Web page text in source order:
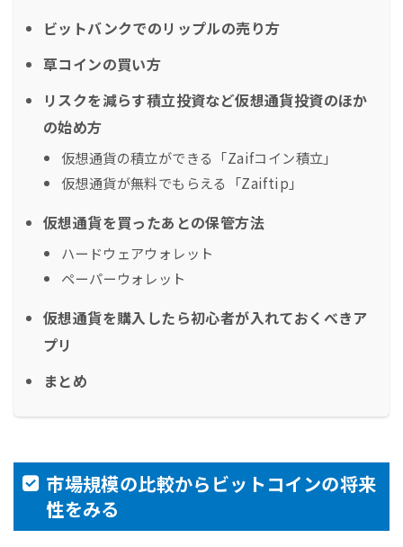
ビットバンクでのリップルの売り方
草コインの買い方
リスクを減らす積立投資など仮想通貨投資のほか
の始め方
仮想通貨の積立ができる「Zaifコイン積立」
仮想通貨が無料でもらえる「Zaiftip」
仮想通貨を買ったあとの保管方法
ハードウェアウォレット
ペーパーウォレット
仮想通貨を購入したら初心者が入れておくべきア
プリ
まとめ
市場規模の比較からビットコインの将来
性をみる